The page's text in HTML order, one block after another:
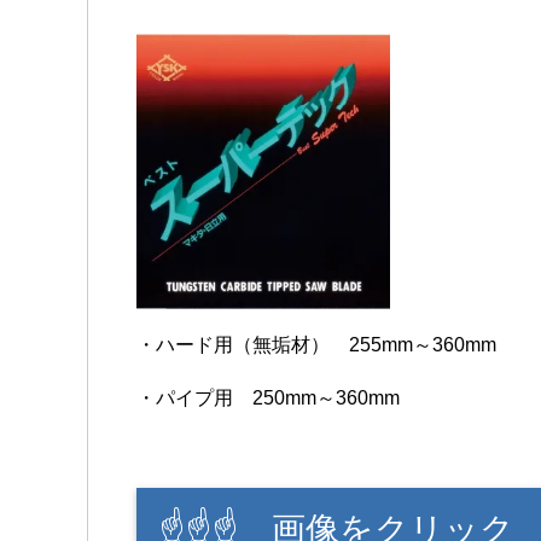
・ハード用（無垢材） 255mm～360mm
・パイプ用 250mm～360mm
☝☝☝ 画像をクリッ